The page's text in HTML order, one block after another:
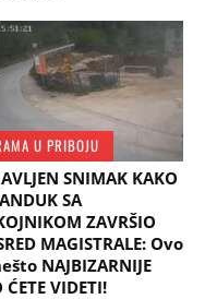
U PRIBOJU
SNIMAK KAKO
SA
ZAVRŠIO
MAGISTRALE: Ovo
NAJBIZARNIJE
ĆETE VIDETI!